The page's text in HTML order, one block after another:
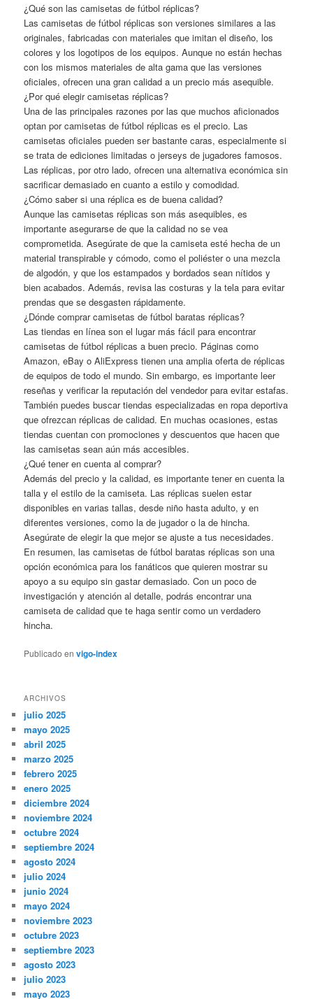
¿Qué son las camisetas de fútbol réplicas?
Las camisetas de fútbol réplicas son versiones similares a las
originales, fabricadas con materiales que imitan el diseño, los
colores y los logotipos de los equipos. Aunque no están hechas
con los mismos materiales de alta gama que las versiones
oficiales, ofrecen una gran calidad a un precio más asequible.
¿Por qué elegir camisetas réplicas?
Una de las principales razones por las que muchos aficionados
optan por camisetas de fútbol réplicas es el precio. Las
camisetas oficiales pueden ser bastante caras, especialmente si
se trata de ediciones limitadas o jerseys de jugadores famosos.
Las réplicas, por otro lado, ofrecen una alternativa económica sin
sacrificar demasiado en cuanto a estilo y comodidad.
¿Cómo saber si una réplica es de buena calidad?
Aunque las camisetas réplicas son más asequibles, es
importante asegurarse de que la calidad no se vea
comprometida. Asegúrate de que la camiseta esté hecha de un
material transpirable y cómodo, como el poliéster o una mezcla
de algodón, y que los estampados y bordados sean nítidos y
bien acabados. Además, revisa las costuras y la tela para evitar
prendas que se desgasten rápidamente.
¿Dónde comprar camisetas de fútbol baratas réplicas?
Las tiendas en línea son el lugar más fácil para encontrar
camisetas de fútbol réplicas a buen precio. Páginas como
Amazon, eBay o AliExpress tienen una amplia oferta de réplicas
de equipos de todo el mundo. Sin embargo, es importante leer
reseñas y verificar la reputación del vendedor para evitar estafas.
También puedes buscar tiendas especializadas en ropa deportiva
que ofrezcan réplicas de calidad. En muchas ocasiones, estas
tiendas cuentan con promociones y descuentos que hacen que
las camisetas sean aún más accesibles.
¿Qué tener en cuenta al comprar?
Además del precio y la calidad, es importante tener en cuenta la
talla y el estilo de la camiseta. Las réplicas suelen estar
disponibles en varias tallas, desde niño hasta adulto, y en
diferentes versiones, como la de jugador o la de hincha.
Asegúrate de elegir la que mejor se ajuste a tus necesidades.
En resumen, las camisetas de fútbol baratas réplicas son una
opción económica para los fanáticos que quieren mostrar su
apoyo a su equipo sin gastar demasiado. Con un poco de
investigación y atención al detalle, podrás encontrar una
camiseta de calidad que te haga sentir como un verdadero
hincha.
Publicado en vigo-index
ARCHIVOS
julio 2025
mayo 2025
abril 2025
marzo 2025
febrero 2025
enero 2025
diciembre 2024
noviembre 2024
octubre 2024
septiembre 2024
agosto 2024
julio 2024
junio 2024
mayo 2024
noviembre 2023
octubre 2023
septiembre 2023
agosto 2023
julio 2023
mayo 2023